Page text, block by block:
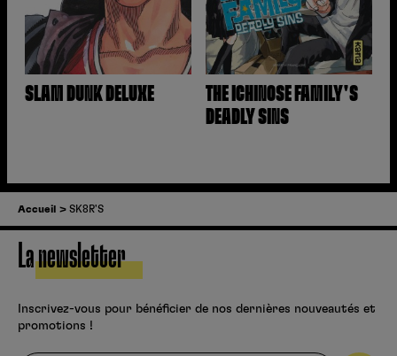
SLAM DUNK DELUXE
THE ICHINOSE FAMILY'S
DEADLY SINS
Accueil SK8R'S
La newsletter
Inscrivez-vous pour bénéficier de nos dernières nouveautés et
promotions !